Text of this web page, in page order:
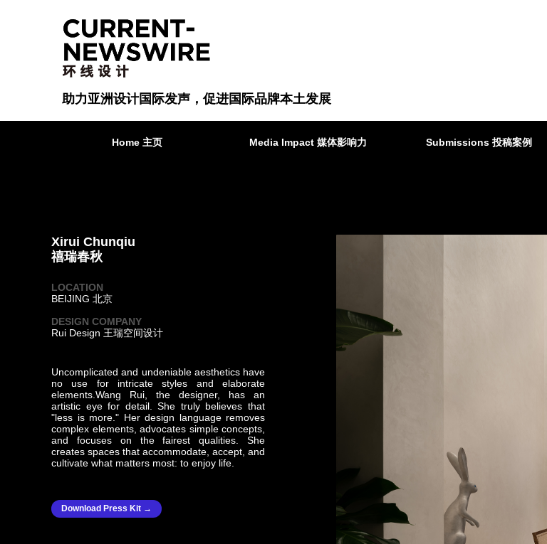
Home 主页 Media Impact 媒体影响力 Submissions 投稿案例
助力亚洲设计国际发声，促进国际品牌本土发展
Xirui Chunqiu
禧瑞春秋
LOCATION
BEIJING 北京
DESIGN COMPANY
Rui Design 王瑞空间设计
Download Press Kit →
Uncomplicated and undeniable aesthetics have
no use for intricate styles and elaborate
elements.Wang Rui, the designer, has an
artistic eye for detail. She truly believes that
"less is more." Her design language removes
complex elements, advocates simple concepts,
and focuses on the fairest qualities. She
creates spaces that accommodate, accept, and
cultivate what matters most: to enjoy life.